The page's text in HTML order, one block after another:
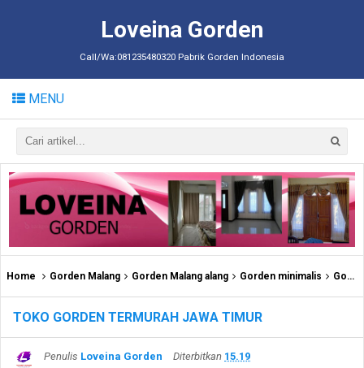
Loveina Gorden
Call/Wa:081235480320 Pabrik Gorden Indonesia
MENU
Home Gorden Malang Gorden Malang alang Gorden minimalis Gorden murah
TOKO GORDEN TERMURAH JAWA TIMUR
Penulis Loveina Gorden Diterbitkan 15.19